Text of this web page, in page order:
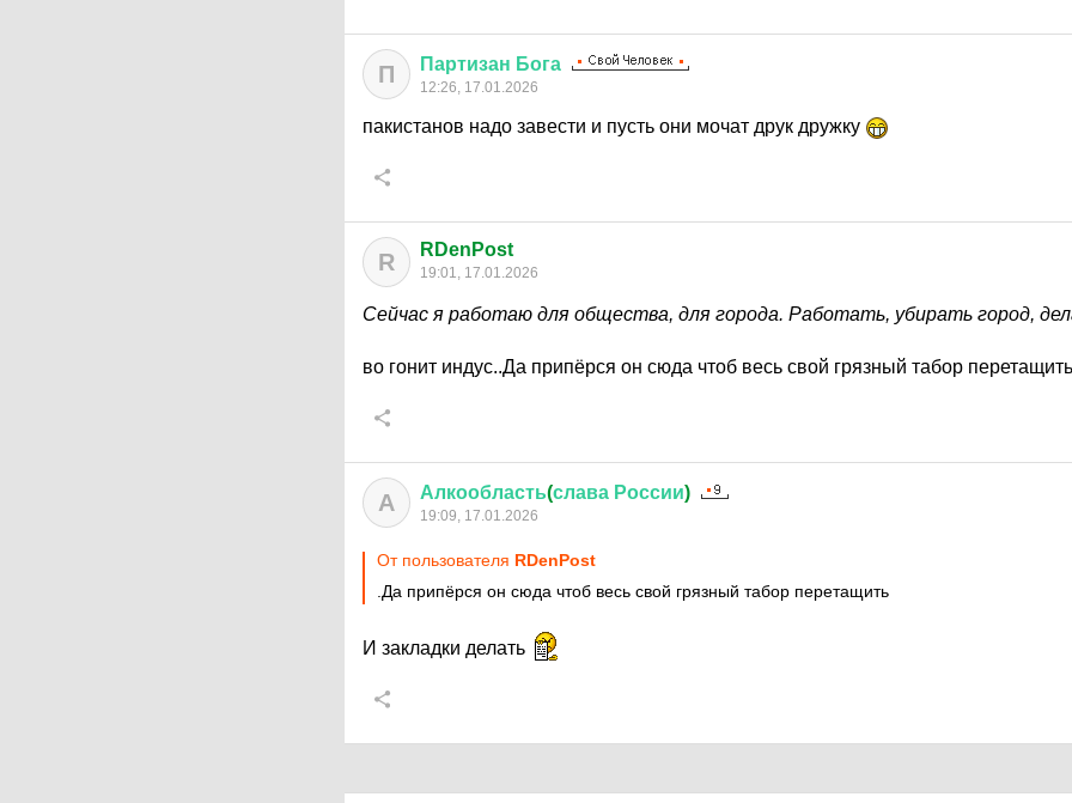
П Партизан Бога
12:26, 17.01.2026
пакистанов надо завести и пусть они мочат друк дружку
R RDenPost
19:01, 17.01.2026
Сейчас я работаю для общества, для города. Работать, убирать город,
во гонит индус..Да припёрся он сюда чтоб весь свой грязный табор перетащить
А Алкообласть(слава России)
19:09, 17.01.2026
От пользователя RDenPost
.Да припёрся он сюда чтоб весь свой грязный табор перетащить
И закладки делать